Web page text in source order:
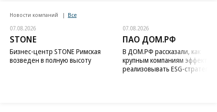
Новости компаний Все
07.08.2026
STONE
Бизнес-центр STONE Римская
возведен в полную высоту
07.08.2026
ПАО ДОМ.РФ
В ДОМ.РФ рассказали, как
крупным компаниям
реализовывать ESG-стратегию